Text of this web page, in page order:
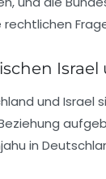
und Israel
in